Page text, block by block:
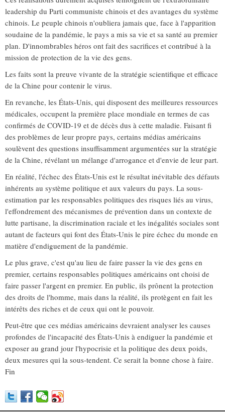
leadership du Parti communiste chinois et des avantages du système
chinois. Le peuple chinois n'oubliera jamais que, face à l'apparition
soudaine de la pandémie, le pays a mis sa vie et sa santé au premier
plan. D'innombrables héros ont fait des sacrifices et contribué à la
mission de protection de la vie des gens.
Les faits sont la preuve vivante de la stratégie scientifique et efficace
de la Chine pour contenir le virus.
En revanche, les États-Unis, qui disposent des meilleures ressources
médicales, occupent la première place mondiale en termes de cas
confirmés de COVID-19 et de décès dus à cette maladie. Faisant fi
des problèmes de leur propre pays, certains médias américains
soulèvent des questions insuffisamment argumentées sur la stratégie
de la Chine, révélant un mélange d'arrogance et d'envie de leur part.
En réalité, l'échec des États-Unis est le résultat inévitable des défauts
inhérents au système politique et aux valeurs du pays. La sous-
estimation par les responsables politiques des risques liés au virus,
l'effondrement des mécanismes de prévention dans un contexte de
lutte partisane, la discrimination raciale et les inégalités sociales sont
autant de facteurs qui font des États-Unis le pire échec du monde en
matière d'endiguement de la pandémie.
Le plus grave, c'est qu'au lieu de faire passer la vie des gens en
premier, certains responsables politiques américains ont choisi de
faire passer l'argent en premier. En public, ils prônent la protection
des droits de l'homme, mais dans la réalité, ils protègent en fait les
intérêts des riches et de ceux qui ont le pouvoir.
Peut-être que ces médias américains devraient analyser les causes
profondes de l'incapacité des États-Unis à endiguer la pandémie et
exposer au grand jour l'hypocrisie et la politique des deux poids,
deux mesures qui la sous-tendent. Ce serait la bonne chose à faire.
Fin